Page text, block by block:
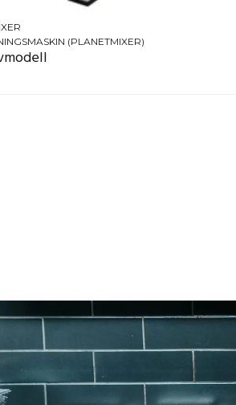
(PLANETMIXER)